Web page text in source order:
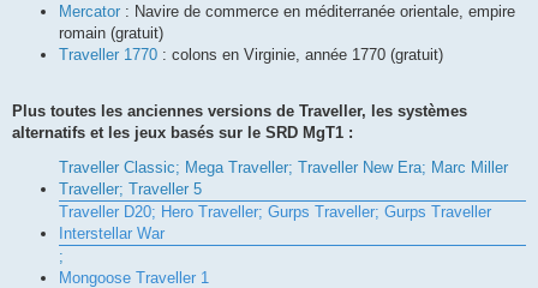
Mercator : Navire de commerce en méditerranée orientale, empire
romain (gratuit)
Traveller 1770 : colons en Virginie, année 1770 (gratuit)
Plus toutes les anciennes versions de Traveller, les systèmes
alternatifs et les jeux basés sur le SRD MgT1 :
Traveller Classic; Mega Traveller; Traveller New Era; Marc Miller
Traveller; Traveller 5
Traveller D20; Hero Traveller; Gurps Traveller; Gurps Traveller
Interstellar War
;
Mongoose Traveller 1